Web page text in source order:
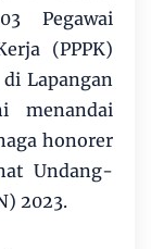
Pegawai
(PPPK)
Lapangan
menandai
honorer
Undang-
2023.